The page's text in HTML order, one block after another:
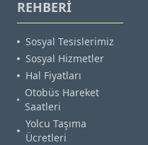
REHBERİ
Sosyal Tesislerimiz
Sosyal Hizmetler
Hal Fiyatları
Otobüs Hareket
Saatleri
Yolcu Taşıma
Ücretleri